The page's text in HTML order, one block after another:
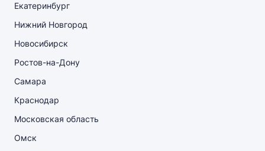
Екатеринбург
Нижний Новгород
Новосибирск
Ростов-на-Дону
Самара
Краснодар
Московская область
Омск